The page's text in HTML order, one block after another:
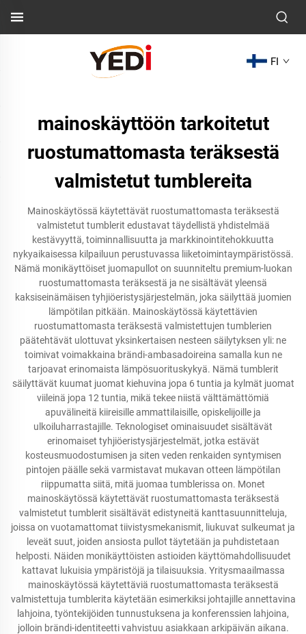
FI
mainoskäyttöön tarkoitetut
ruostumattomasta teräksestä
valmistetut tumblereita
Mainoskäytössä käytettävät ruostumattomasta teräksestä
valmistetut tumblerit edustavat täydellistä yhdistelmää
kestävyyttä, toiminnallisuutta ja markkinointitehokkuutta
nykyaikaisessa kilpailuun perustuvassa liiketoimintaympäristössä.
Nämä monikäyttöiset juomapullot on suunniteltu premium-luokan
ruostumattomasta teräksestä ja ne sisältävät yleensä
kaksiseinämäisen tyhjiöeristysjärjestelmän, joka säilyttää juomien
lämpötilan pitkään. Mainoskäytössä käytettävien
ruostumattomasta teräksestä valmistettujen tumblerien
päätehtävät ulottuvat yksinkertaisen nesteen säilytyksen yli: ne
toimivat voimakkaina brändi-ambasadoireina samalla kun ne
tarjoavat erinomaista lämpösuorituskykyä. Nämä tumblerit
säilyttävät kuumat juomat kiehuvina jopa 6 tuntia ja kylmät juomat
viileinä jopa 12 tuntia, mikä tekee niistä välttämättömiä
apuvälineitä kiireisille ammattilaisille, opiskelijoille ja
ulkoiluharrastajille. Teknologiset ominaisuudet sisältävät
erinomaiset tyhjiöeristysjärjestelmät, jotka estävät
kosteusmuodostumisen ja siten veden renkaiden syntymisen
pintojen päälle sekä varmistavat mukavan otteen lämpötilan
riippumatta siitä, mitä juomaa tumblerissa on. Monet
mainoskäytössä käytettävät ruostumattomasta teräksestä
valmistetut tumblerit sisältävät edistyneitä kanttasuunnitteluja,
joissa on vuotamattomat tiivistysmekanismit, liukuvat sulkeumat ja
leveät suut, joiden ansiosta pullot täytetään ja puhdistetaan
helposti. Näiden monikäyttöisten astioiden käyttömahdollisuudet
kattavat lukuisia ympäristöjä ja tilaisuuksia. Yritysmaailmassa
mainoskäytössä käytettäviä ruostumattomasta teräksestä
valmistettuja tumblerita käytetään esimerkiksi johtajille annettavina
lahjoina, työntekijöiden tunnustuksena ja konferenssien lahjoina,
jolloin brändi-identiteetti vahvistuu asiakkaan arkipäivän aikana.